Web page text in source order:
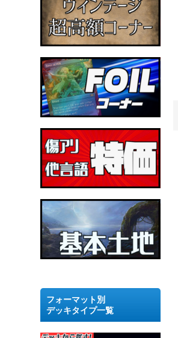
フォーマット別
デッキタイプ一覧